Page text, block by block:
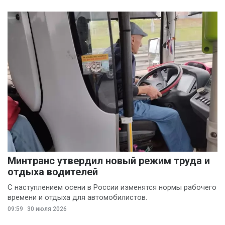
профсоюзов(7)
Шаран Барроу (7)
Анастасия
Чайкисова
Вячеслав Финагин
(5)
Иван Панов
Анна Лопаткина
Артём Шишков(4)
Владимир Ревенку
Вячеслав Чеглов(4)
Минтранс утвердил новый режим труда и
отдыха водителей
С наступлением осени в России изменятся нормы рабочего
времени и отдыха для автомобилистов.
09:59 30 июля 2026